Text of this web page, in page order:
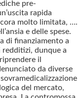
pre-
rapida
molto limitata, ….
e delle spese.
di finanziamento a
redditizi, dunque a
il
da diverse
del mercato,